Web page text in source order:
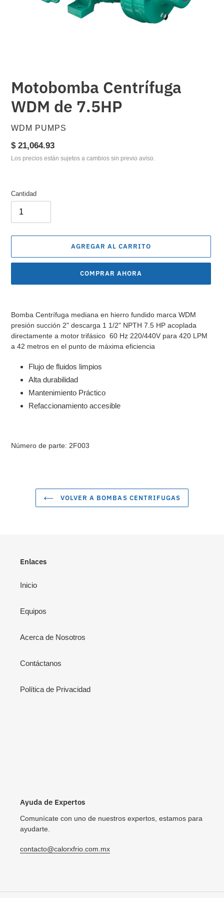
Motobomba Centrífuga
WDM de 7.5HP
PROVEEDOR
WDM PUMPS
Precio
habitual
$ 21,064.93
Los precios están sujetos a cambios sin previo aviso.
Cantidad
AGREGAR AL CARRITO
COMPRAR AHORA
a
Bomba Centrífuga mediana en hierro fundido marca WDM
presión succión 2" descarga 1 1/2" NPTH 7.5 HP acoplada
directamente a motor trifásico 60 Hz 220/440V para 420 LPM
a 42 metros en el punto de máxima eficiencia
Flujo de fluidos limpios
Alta durabilidad
Mantenimiento Práctico
Refaccionamiento accesible
Número de parte: 2F003
VOLVER A BOMBAS CENTRIFUGAS
Enlaces
Inicio
Equipos
Acerca de Nosotros
Contáctanos
Política de Privacidad
Ayuda de Expertos
Comunícate con uno de nuestros expertos, estamos para
ayudarte.
contacto@calorxfrio.com.mx